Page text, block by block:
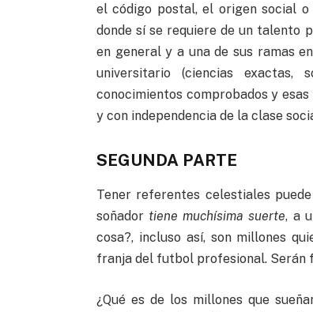
el código postal, el origen social
donde sí se requiere de un talento
en general y a una de sus ramas
universitario (ciencias
conocimientos comprobados y
y con independencia de la clase
SEGUNDA PARTE
Tener referentes celestiales
soñador tiene muchísima suerte, a
cosa?, incluso así, son millones
franja del futbol profesional. Serán
¿Qué es de los millones que